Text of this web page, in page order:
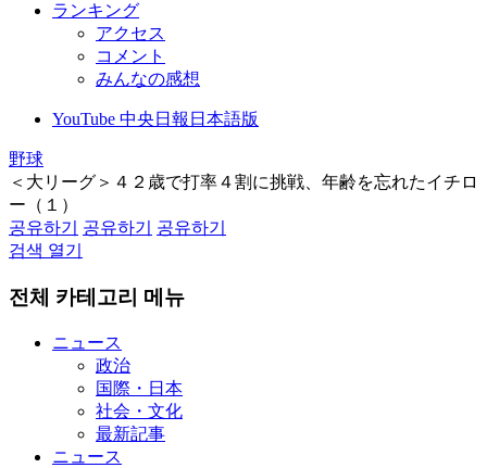
ランキング
アクセス
コメント
みんなの感想
YouTube 中央日報日本語版
野球
＜大リーグ＞４２歳で打率４割に挑戦、年齢を忘れたイチロ
ー（１）
공유하기
공유하기
공유하기
검색 열기
전체 카테고리 메뉴
ニュース
政治
国際・日本
社会・文化
最新記事
ニュース